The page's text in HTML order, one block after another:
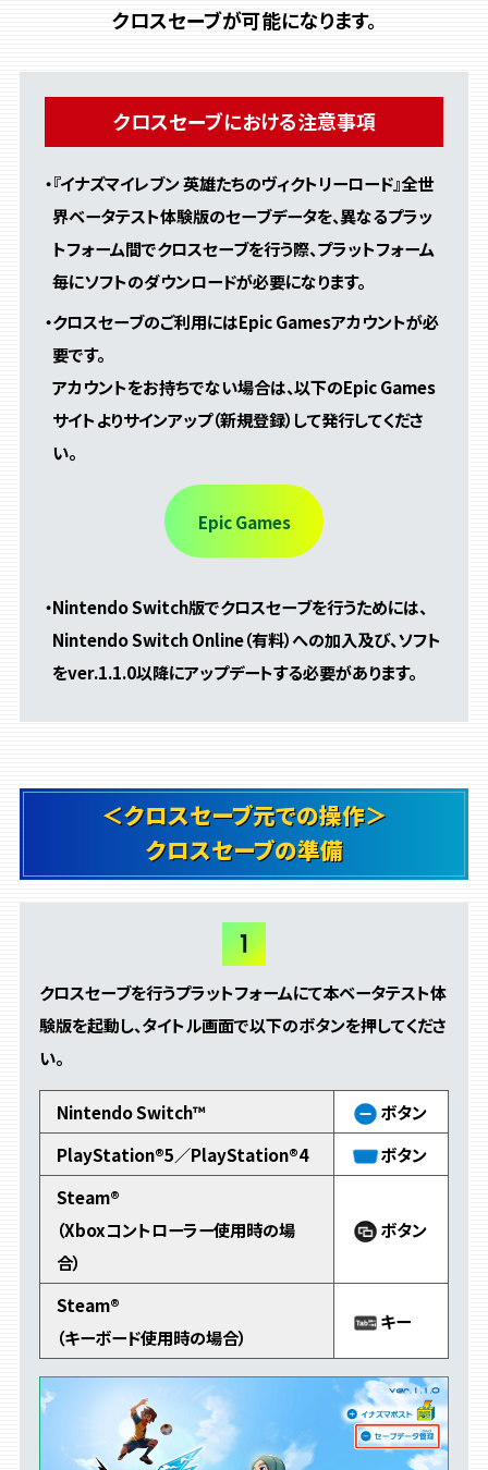
クロスセーブが可能になります。
クロスセーブにおける注意事項
・『イナズマイレブン 英雄たちのヴィクトリーロード』全世
界ベータテスト体験版のセーブデータを、異なるプラッ
トフォーム間でクロスセーブを行う際、プラットフォーム
毎にソフトのダウンロードが必要になります。
・クロスセーブのご利用にはEpic Gamesアカウントが必
要です。
アカウントをお持ちでない場合は、以下のEpic Games
サイトよりサインアップ（新規登録）して発行してくださ
い。
Epic Games
・Nintendo Switch版でクロスセーブを行うためには、
Nintendo Switch Online（有料）への加入及び、ソフト
をver.1.1.0以降にアップデートする必要があります。
＜クロスセーブ元での操作＞
クロスセーブの準備
クロスセーブを行うプラットフォームにて本ベータテスト体
験版を起動し、タイトル画面で以下のボタンを押してくださ
い。
Nintendo Switch™
ボタン
PlayStation®5／PlayStation®4
ボタン
Steam®
（Xboxコントローラー使用時の場
合）
ボタン
Steam®
（キーボード使用時の場合）
キー